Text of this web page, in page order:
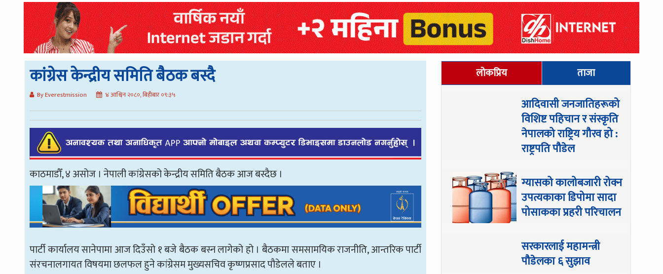
कांग्रेस केन्द्रीय समिति बैठक बस्दै
By Everestmission ४ आश्विन २०८०, बिहीबार ०९:३५
काठमाडौँ, ४ असोज । नेपाली कांग्रेसको केन्द्रीय समिति बैठक आज बस्दैछ ।
पार्टी कार्यालय सानेपामा आज दिउँसो १ बजे बैठक बस्न लागेको हो । बैठकमा समसामयिक राजनीति, आन्तरिक पार्टी
संरचनालगायत विषयमा छलफल हुने कांग्रेसम मुख्यसचिव कृष्णप्रसाद पौडेलले बताए ।
लोकप्रिय ताजा
आदिवासी जनजातिहरूको
विशिष्ट पहिचान र संस्कृति
नेपालको राष्ट्रिय गौरव हो :
राष्ट्रपति पौडेल
ग्यासको कालोबजारी रोक्न
उपत्यकाका डिपोमा सादा
पोसाकका प्रहरी परिचालन
सरकारलाई महामन्त्री
पौडेलका ६ सुझाव